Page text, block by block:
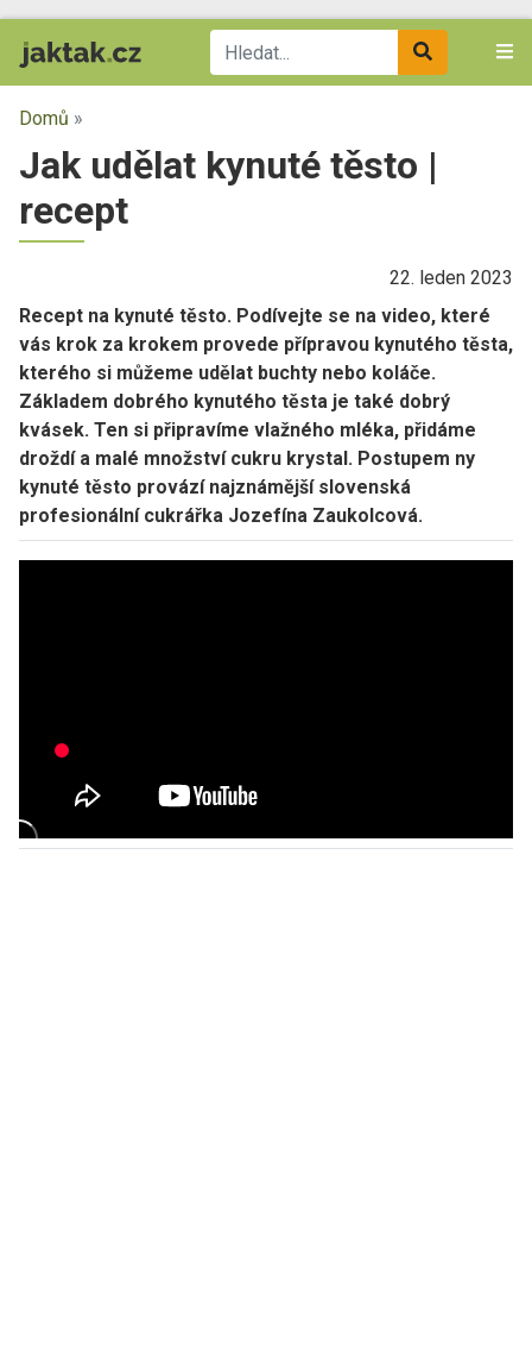
Domů »
Jak udělat kynuté těsto |
recept
22. leden 2023
Recept na kynuté těsto. Podívejte se na video, které
vás krok za krokem provede přípravou kynutého těsta,
kterého si můžeme udělat buchty nebo koláče.
Základem dobrého kynutého těsta je také dobrý
kvásek. Ten si připravíme vlažného mléka, přidáme
droždí a malé množství cukru krystal. Postupem ny
kynuté těsto provází najznámější slovenská
profesionální cukrářka Jozefína Zaukolcová.